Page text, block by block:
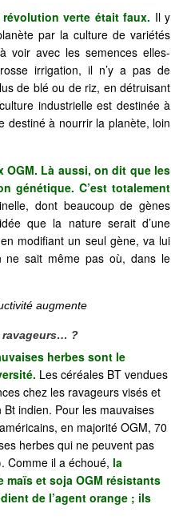
verte était faux. Il y
par la culture de variétés
voir avec les semences elles-
irrigation, il n’y a pas de
de blé ou de riz, en détruisant
industrielle est destinée à
destiné à nourrir la planète, loin
OGM. Là aussi, on dit que les
génétique. C’est totalement
dont beaucoup de gènes
que la nature serait d’une
modifiant un seul gène, va lui
ne sait même pas où, dans le
augmente
ravageurs… ?
herbes sont le
Les céréales BT vendues
chez les ravageurs visés et
indien. Pour les mauvaises
en majorité OGM, 70
herbes qui ne peuvent pas
Comme il a échoué, la
maïs et soja OGM résistants
de l’agent orange ; ils